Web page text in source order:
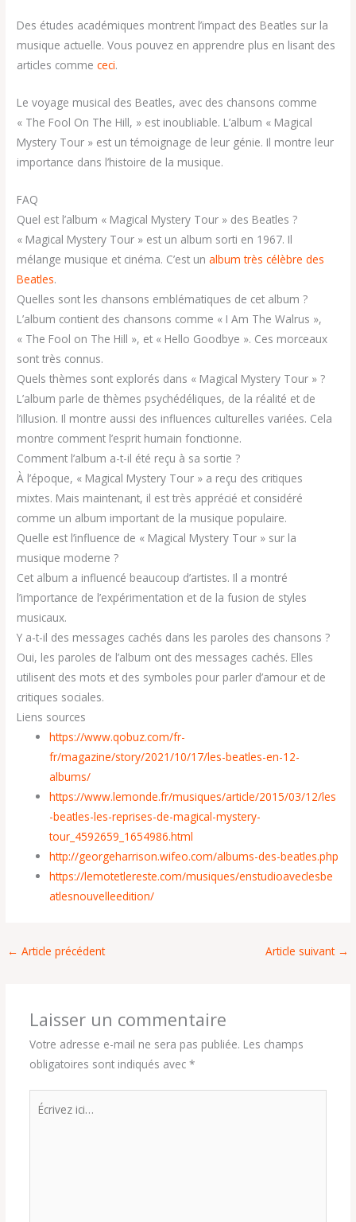
Des études académiques montrent l’impact des Beatles sur la
musique actuelle. Vous pouvez en apprendre plus en lisant des
articles commececi.
Le voyage musical des Beatles, avec des chansons comme
« The Fool On The Hill, » est inoubliable. L’album « Magical
Mystery Tour » est un témoignage de leur génie. Il montre leur
importance dans l’histoire de la musique.
FAQ
Quel est l’album « Magical Mystery Tour » des Beatles ?
« Magical Mystery Tour » est un album sorti en 1967. Il
mélange musique et cinéma. C’est unalbum très célèbre des
Beatles.
Quelles sont les chansons emblématiques de cet album ?
L’album contient des chansons comme « I Am The Walrus »,
« The Fool on The Hill », et « Hello Goodbye ». Ces morceaux
sont très connus.
Quels thèmes sont explorés dans « Magical Mystery Tour » ?
L’album parle de thèmes psychédéliques, de la réalité et de
l’illusion. Il montre aussi des influences culturelles variées. Cela
montre comment l’esprit humain fonctionne.
Comment l’album a-t-il été reçu à sa sortie ?
À l’époque, « Magical Mystery Tour » a reçu des critiques
mixtes. Mais maintenant, il est très apprécié et considéré
comme un album important de la musique populaire.
Quelle est l’influence de « Magical Mystery Tour » sur la
musique moderne ?
Cet album a influencé beaucoup d’artistes. Il a montré
l’importance de l’expérimentation et de la fusion de styles
musicaux.
Y a-t-il des messages cachés dans les paroles des chansons ?
Oui, les paroles de l’album ont des messages cachés. Elles
utilisent des mots et des symboles pour parler d’amour et de
critiques sociales.
Liens sources
https://www.qobuz.com/fr-
fr/magazine/story/2021/10/17/les-beatles-en-12-
albums/
https://www.lemonde.fr/musiques/article/2015/03/12/les
-beatles-les-reprises-de-magical-mystery-
tour_4592659_1654986.html
http://georgeharrison.wifeo.com/albums-des-beatles.php
https://lemotetlereste.com/musiques/enstudioaveclesbe
atlesnouvelleedition/
← Article précédent Article suivant →
Laisser un commentaire
Votre adresse e-mail ne sera pas publiée. Les champs
obligatoires sont indiqués avec *
Écrivez